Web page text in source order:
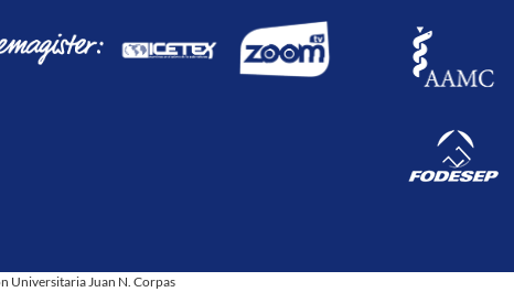
Universitaria Juan N. Corpas